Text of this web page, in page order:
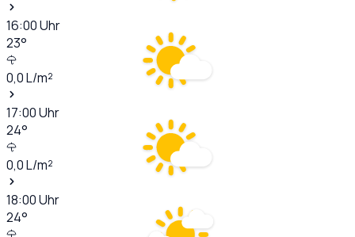
16:00Uhr
23°
0,0L/m²
17:00Uhr
24°
0,0L/m²
18:00Uhr
24°